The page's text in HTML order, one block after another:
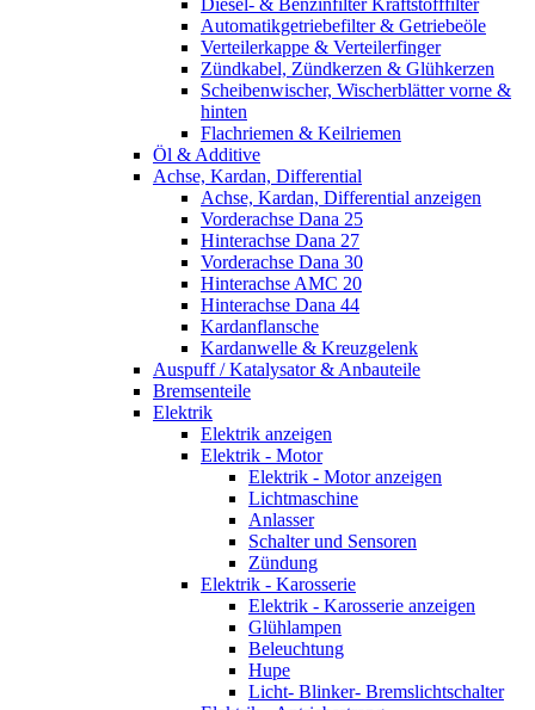
Automatikgetriebefilter & Getriebeöle
Verteilerkappe & Verteilerfinger
Zündkabel, Zündkerzen & Glühkerzen
Scheibenwischer, Wischerblätter vorne &
hinten
Flachriemen & Keilriemen
Öl & Additive
Achse, Kardan, Differential
Achse, Kardan, Differential anzeigen
Vorderachse Dana 25
Hinterachse Dana 27
Vorderachse Dana 30
Hinterachse AMC 20
Hinterachse Dana 44
Kardanflansche
Kardanwelle & Kreuzgelenk
Auspuff / Katalysator & Anbauteile
Bremsenteile
Elektrik
Elektrik anzeigen
Elektrik - Motor
Elektrik - Motor anzeigen
Lichtmaschine
Anlasser
Schalter und Sensoren
Zündung
Elektrik - Karosserie
Elektrik - Karosserie anzeigen
Glühlampen
Beleuchtung
Hupe
Licht- Blinker- Bremslichtschalter